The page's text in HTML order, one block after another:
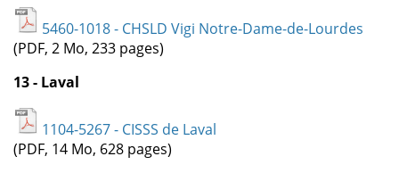
5460-1018 - CHSLD Vigi Notre-Dame-de-Lourdes
(PDF, 2 Mo, 233 pages)
13 - Laval
1104-5267 - CISSS de Laval
(PDF, 14 Mo, 628 pages)